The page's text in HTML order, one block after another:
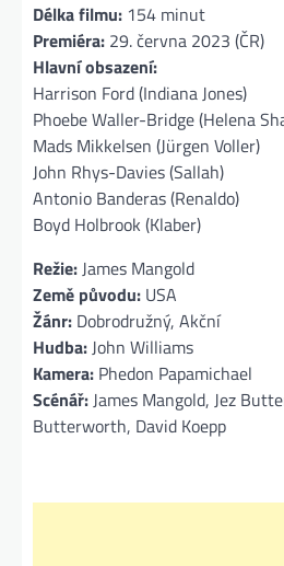
Délka filmu: 154 minut
Premiéra: 29. června 2023 (ČR)
Hlavní obsazení:
Harrison Ford (Indiana Jones)
Phoebe Waller-Bridge (Helena
Mads Mikkelsen (Jürgen Voller)
John Rhys-Davies (Sallah)
Antonio Banderas (Renaldo)
Boyd Holbrook (Klaber)
Režie:James Mangold
Země původu: USA
Žánr: Dobrodružný, Akční
Hudba:John Williams
Kamera: Phedon Papamichael
Scénář:James Mangold, Jez
Butterworth, David Koepp